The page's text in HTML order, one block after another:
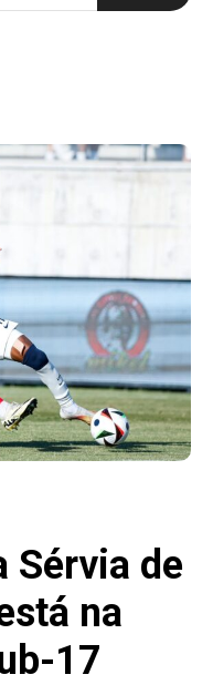
Sérvia de
na
17